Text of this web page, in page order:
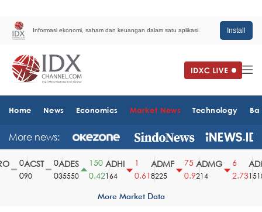
Informasi ekonomi, saham dan keuangan dalam satu aplikasi. Install
Home News Economics Market News Technology
More news:
ACST
90
ADES
35550
150
0.42
ADHI
164
0.61
ADMF
8225
75
0.9
ADMG
214
2.731510
More Market Data